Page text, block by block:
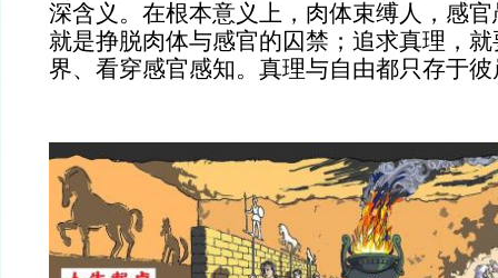
深含义。在根本意义上，肉体束缚人，感
就是挣脱肉体与感官的囚禁；追求真理，
界、看穿感官感知。真理与自由都只存于